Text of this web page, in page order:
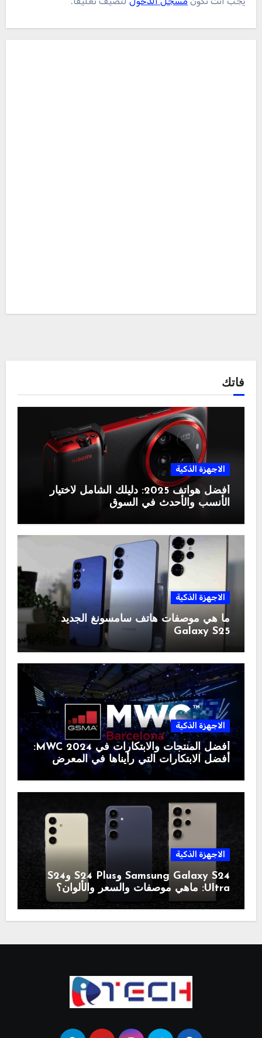
فاتك
الاجهزة الذكية
أفضل هواتف 2025: دليلك الشامل لاختيار
الأنسب والأحدث في السوق
الاجهزة الذكية
ما هي موصفات هاتف سامسونغ الجديد
Galaxy S25
الاجهزة الذكية
أفضل المنتجات والابتكارات في MWC 2024:
أفضل الابتكارات التي رأيناها في المعرض
الاجهزة الذكية
Samsung Galaxy S24 وS24 Plus وS24
Ultra: ماهي موصفات والسعر والألوان؟